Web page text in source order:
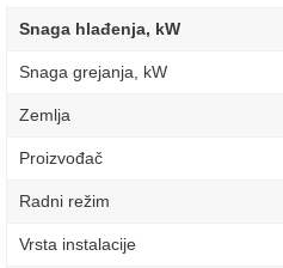
Snaga hlađenja, kW
Snaga grejanja, kW
Zemlja
Proizvođač
Radni režim
Vrsta instalacije